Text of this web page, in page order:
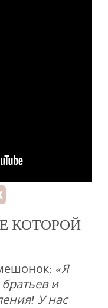
КОТОРОЙ
«Я
и
У нас